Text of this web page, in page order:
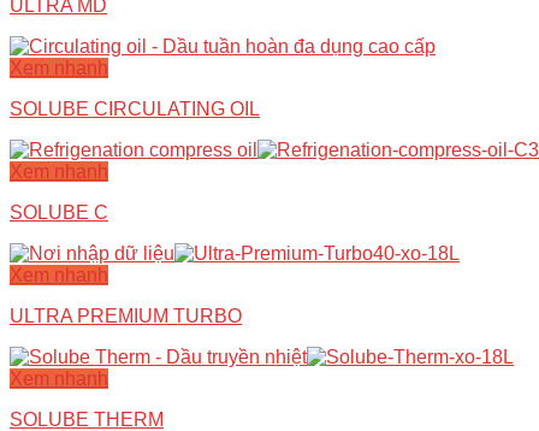
ULTRA MD
Xem nhanh
SOLUBE CIRCULATING OIL
Xem nhanh
SOLUBE C
Xem nhanh
ULTRA PREMIUM TURBO
Xem nhanh
SOLUBE THERM